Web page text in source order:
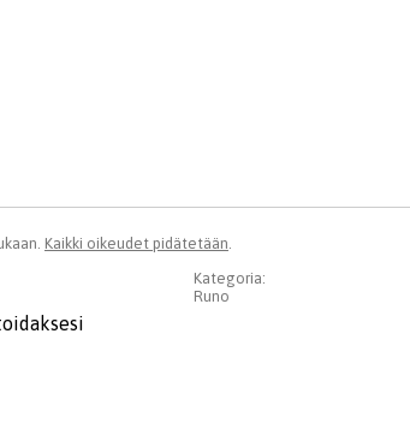
Kaikki oikeudet pidätetään.
Kategoria:
Runo